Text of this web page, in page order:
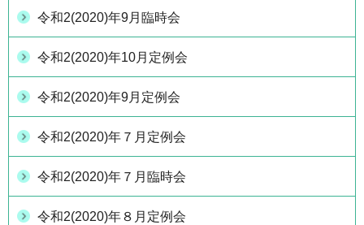
令和2(2020)年9月臨時会
令和2(2020)年10月定例会
令和2(2020)年9月定例会
令和2(2020)年７月定例会
令和2(2020)年７月臨時会
令和2(2020)年８月定例会